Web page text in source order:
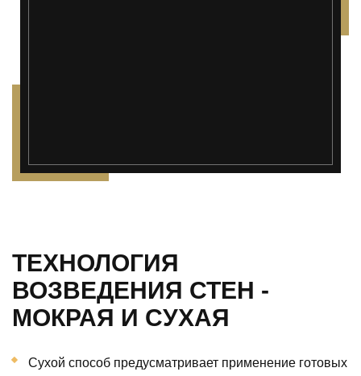
ТЕХНОЛОГИЯ
ВОЗВЕДЕНИЯ СТЕН -
МОКРАЯ И СУХАЯ
Сухой способ предусматривает применение готовых